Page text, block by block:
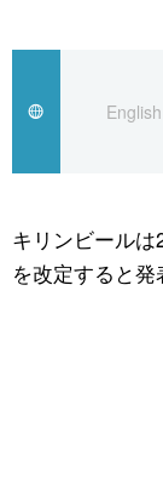
国際
社会
文化
アーカイブ
Japan Data
旅と暮らし
動画/Live
文化
科学・技術
暮らし
スポーツ・東京
English
キリンビール
を改定すると